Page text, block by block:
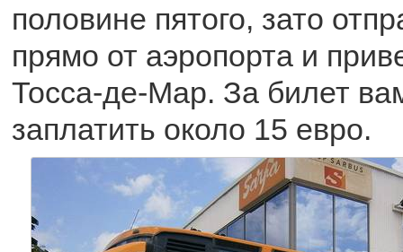
половине пятого, зато
прямо от аэропорта и
Тосса-де-Мар. За билет
заплатить около 15 евро.